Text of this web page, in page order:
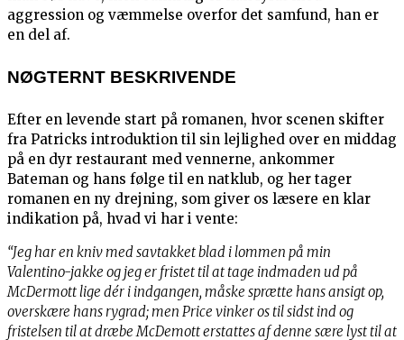
aggression og væmmelse overfor det samfund, han er
en del af.
NØGTERNT BESKRIVENDE
Efter en levende start på romanen, hvor scenen skifter
fra Patricks introduktion til sin lejlighed over en middag
på en dyr restaurant med vennerne, ankommer
Bateman og hans følge til en natklub, og her tager
romanen en ny drejning, som giver os læsere en klar
indikation på, hvad vi har i vente:
“Jeg har en kniv med savtakket blad i lommen på min
Valentino-jakke og jeg er fristet til at tage indmaden ud på
McDermott lige dér i indgangen, måske sprætte hans ansigt op,
overskære hans rygrad; men Price vinker os til sidst ind og
fristelsen til at dræbe McDemott erstattes af denne sære lyst til at